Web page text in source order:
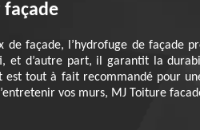
façade
façade, l’hydrofuge de façade
et d’autre part, il garantit la
tout à fait recommandé pour
vos murs, MJ Toiture